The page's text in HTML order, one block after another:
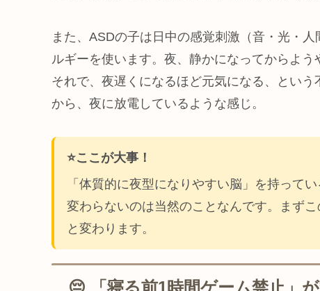
また、ASDの子は日中の感覚刺激（音・光・
ルギーを使います。夜、静かになってからよ
それで、夜遅くになるほど元気になる、とい
から、夜に放電しているような感じ。
⭐️ここが大事！
「体質的に夜型になりやすい脳」を持って
変わらないのは当然のことなんです。まず
と変わります。